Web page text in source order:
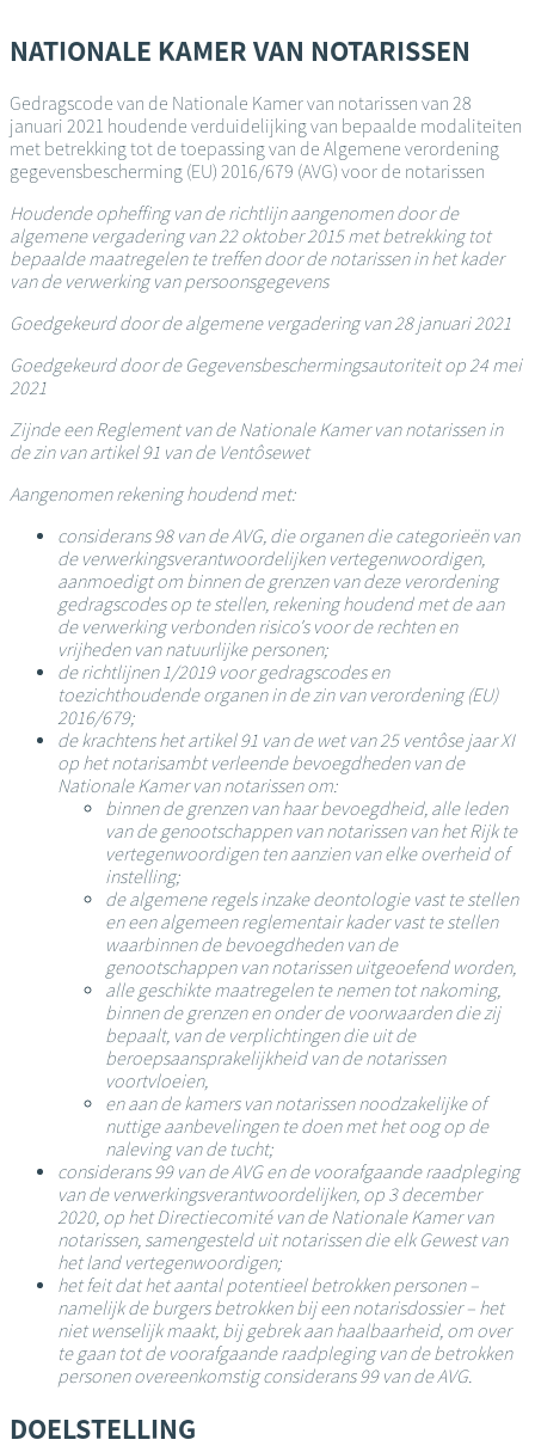
en
naar
inhoud
gaan
NATIONALE KAMER VAN NOTARISSEN
Gedragscode van de Nationale Kamer van notarissen van 28
januari 2021 houdende verduidelijking van bepaalde modaliteiten
met betrekking tot de toepassing van de Algemene verordening
gegevensbescherming (EU) 2016/679 (AVG) voor de notarissen
Houdende opheffing van de richtlijn aangenomen door de
algemene vergadering van 22 oktober 2015 met betrekking tot
bepaalde maatregelen te treffen door de notarissen in het kader
van de verwerking van persoonsgegevens
Goedgekeurd door de algemene vergadering van 28 januari 2021
Goedgekeurd door de Gegevensbeschermingsautoriteit op 24 mei
2021
Zijnde een Reglement van de Nationale Kamer van notarissen in
de zin van artikel 91 van de Ventôsewet
Aangenomen rekening houdend met:
considerans 98 van de AVG, die organen die categorieën van
de verwerkingsverantwoordelijken vertegenwoordigen,
aanmoedigt om binnen de grenzen van deze verordening
gedragscodes op te stellen, rekening houdend met de aan
de verwerking verbonden risico's voor de rechten en
vrijheden van natuurlijke personen;
de richtlijnen 1/2019 voor gedragscodes en
toezichthoudende organen in de zin van verordening (EU)
2016/679;
de krachtens het artikel 91 van de wet van 25 ventôse jaar XI
op het notarisambt verleende bevoegdheden van de
Nationale Kamer van notarissen om:
binnen de grenzen van haar bevoegdheid, alle leden
van de genootschappen van notarissen van het Rijk te
vertegenwoordigen ten aanzien van elke overheid of
instelling;
de algemene regels inzake deontologie vast te stellen
en een algemeen reglementair kader vast te stellen
waarbinnen de bevoegdheden van de
genootschappen van notarissen uitgeoefend worden,
alle geschikte maatregelen te nemen tot nakoming,
binnen de grenzen en onder de voorwaarden die zij
bepaalt, van de verplichtingen die uit de
beroepsaansprakelijkheid van de notarissen
voortvloeien,
en aan de kamers van notarissen noodzakelijke of
nuttige aanbevelingen te doen met het oog op de
naleving van de tucht;
considerans 99 van de AVG en de voorafgaande raadpleging
van de verwerkingsverantwoordelijken, op 3 december
2020, op het Directiecomité van de Nationale Kamer van
notarissen, samengesteld uit notarissen die elk Gewest van
het land vertegenwoordigen;
het feit dat het aantal potentieel betrokken personen –
namelijk de burgers betrokken bij een notarisdossier – het
niet wenselijk maakt, bij gebrek aan haalbaarheid, om over
te gaan tot de voorafgaande raadpleging van de betrokken
personen overeenkomstig considerans 99 van de AVG.
DOELSTELLING